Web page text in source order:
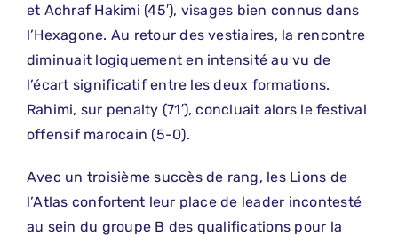
et Achraf Hakimi (45′), visages bien connus dans
l’Hexagone. Au retour des vestiaires, la rencontre
diminuait logiquement en intensité au vu de
l’écart significatif entre les deux formations.
Rahimi, sur penalty (71′), concluait alors le festival
offensif marocain (5-0).
Avec un troisième succès de rang, les Lions de
l’Atlas confortent leur place de leader incontesté
au sein du groupe B des qualifications pour la